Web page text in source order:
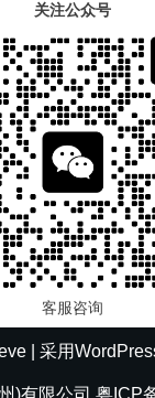
关注公众号
客服咨询
| 采用
)有限公司 粤ICP